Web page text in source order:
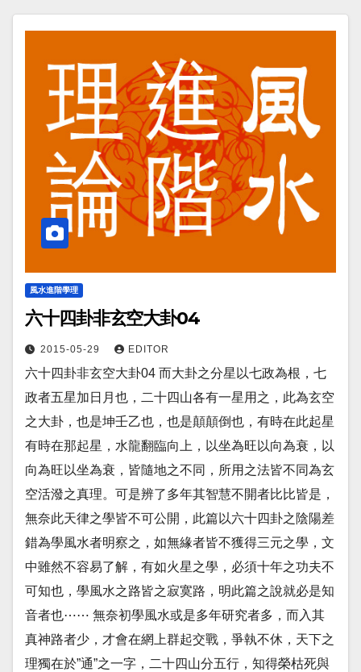
風水進階學理
六十四卦非玄空大卦04
2015-05-29 EDITOR
六十四卦非玄空大卦04 而大卦之分星以七政為根，七
政者五星加日月也，二十四山各有一星用之，此為玄空
之大卦，也是坤壬乙也，也是顛顛倒也，有時在此起星
有時在那起星，水龍翻臨向上，以坐為旺以向為衰，以
向為旺以坐為衰，皆隨地之不同，所用之法皆不同為玄
空活潑之真理。可是辨了多年其智慧不開者比比皆是，
無奈此天律之學皆不可公開，此篇以六十四卦之陰陽差
錯為學風水者明察之，如無緣者皆不獲得三元之學，文
中雖然不容易了解，有如火星之學，必須十年之功夫不
可知也，學風水之路皆之寂寞路，明此篇之說就必是知
音者也⋯⋯ 無奈初學風水或是多年研究者多，而入其
真神路者少，才會在網上群起交戰，爭執不休，天下之
理獨在於”通”之一字，二十四山分五行，知得榮枯死與